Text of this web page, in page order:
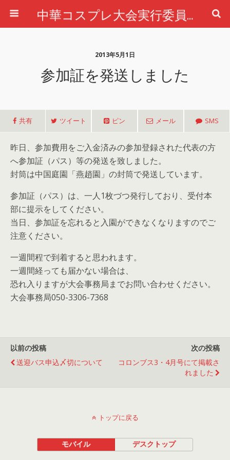
中華コスプレ大会実行委員会公式ホームページ
2013年5月1日
参加証を発送しました
共有 ツイート ピン メール SMS
昨日、参加費用をご入金済みの参加登録された代表の方
へ参加証（パス）等の発送を致しました。
封筒は中国庭園「燕趙園」の封筒で発送しています。
参加証（パス）は、一人1枚づつ発行しており、受付本
部に提示をしてください。
当日、参加証を忘れると入園ができなくなりますのでご
注意ください。
一週間程で到着すると思われます。
一週間経っても届かない場合は、
恐れ入りますが大会事務局までお問い合わせください。
大会事務局050-3306-7368
以前の投稿
送迎バス申込〆切について
次の投稿
コロンブス3・4月号にて掲載さ
れました
トップに戻る
モバイル デスクトップ